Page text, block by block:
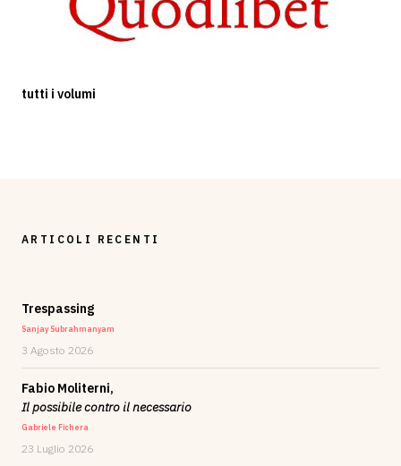
tutti i volumi
ARTICOLI RECENTI
Trespassing
Sanjay Subrahmanyam
3 Agosto 2026
Fabio Moliterni,
Il possibile contro il necessario
Gabriele Fichera
23 Luglio 2026